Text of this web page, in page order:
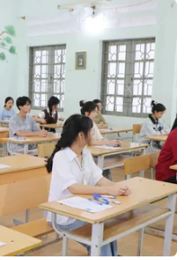
PV Oil Nhà Bè. (Ảnh: Huy
Đông, Phó giám
phố Hồ Chí Minh,
mới có 240/534 cửa
Thành phố Hồ Chí